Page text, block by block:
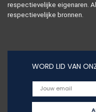
respectievelijke eigenaren.
respectievelijke bronnen.
WORD LID VAN